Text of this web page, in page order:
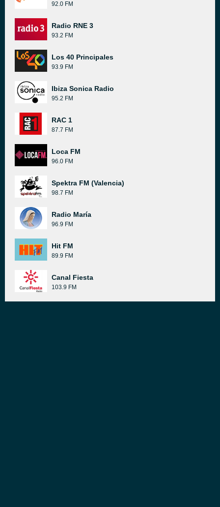
92.0 FM
Radio RNE 3
93.2 FM
Los 40 Principales
93.9 FM
Ibiza Sonica Radio
95.2 FM
RAC 1
87.7 FM
Loca FM
96.0 FM
Spektra FM (Valencia)
98.7 FM
Radio María
96.9 FM
Hit FM
89.9 FM
Canal Fiesta
103.9 FM